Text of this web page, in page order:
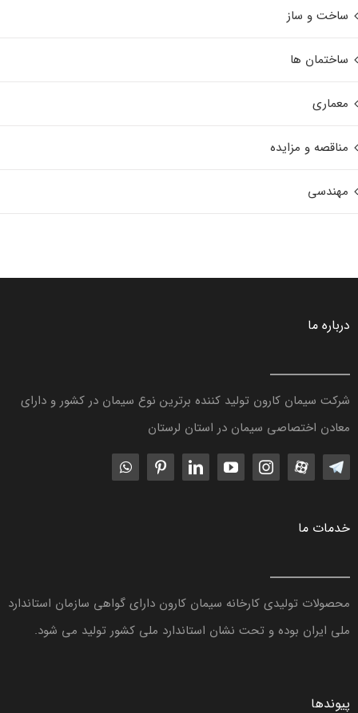
ساخت و ساز
ساختمان ها
معماری
مناقصه و مزایده
مهندسی
درباره ما
شرکت سیمان کارون تولید کننده برترین نوع سیمان در کشور و دارای
معادن اختصاصی سیمان در استان لرستان
خدمات ما
محصولات تولیدی کارخانه سیمان کارون دارای گواهی سازمان استاندارد
ملی ایران بوده و تحت نشان استاندارد ملی کشور تولید می شود.
پیوندها